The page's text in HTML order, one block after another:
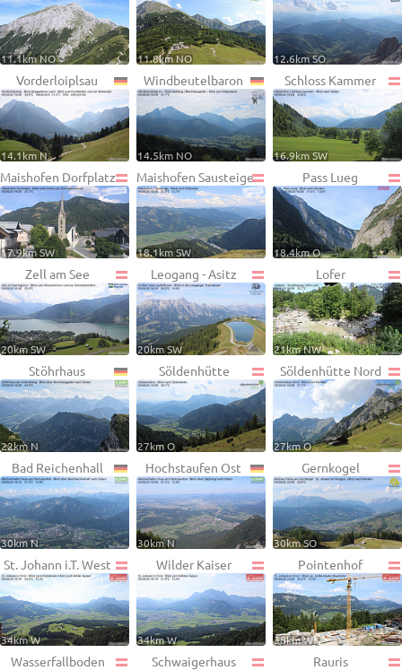
11.1km NO 11.8km NO 12.6km SO
Vorderloiplsau
14.1km N
Windbeutelbaron
14.5km NO
Schloss Kammer
16.9km SW
Maishofen Dorfplatz
17.9km SW
Maishofen Sausteige
18.1km SW
Pass Lueg
18.4km O
Zell am See
20km SW
Leogang - Asitz
20km SW
Lofer
21km NW
Stöhrhaus
22km N
Söldenhütte
27km O
Söldenhütte Nord
27km O
Bad Reichenhall
30km N
Hochstaufen Ost
30km N
Gernkogel
30km SO
St. Johann i.T. West
34km W
Wilder Kaiser
34km W
Pointenhof
38km W
Wasserfallboden Schwaigerhaus Rauris